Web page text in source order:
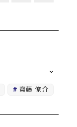
齋藤 僚介